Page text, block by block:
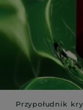
Przypołudnik